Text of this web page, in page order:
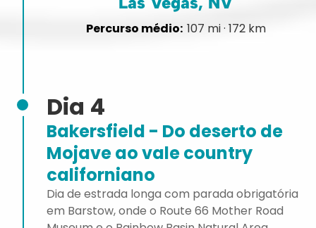
107 mi · 172 km
Dia 4
Bakersfield - Do deserto de
Mojave ao vale country
californiano
Dia de estrada longa com parada obrigatória
em Barstow, onde o Route 66 Mother Road